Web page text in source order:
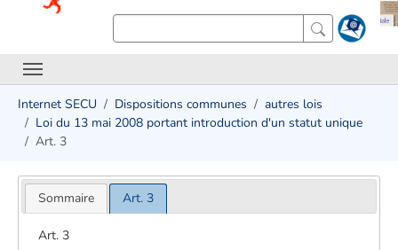
Internet SECU Dispositions communes
autres lois
Loi du 13 mai 2008 portant introduction d'un statut unique
Art. 3
Sommaire Art. 3
Art. 3